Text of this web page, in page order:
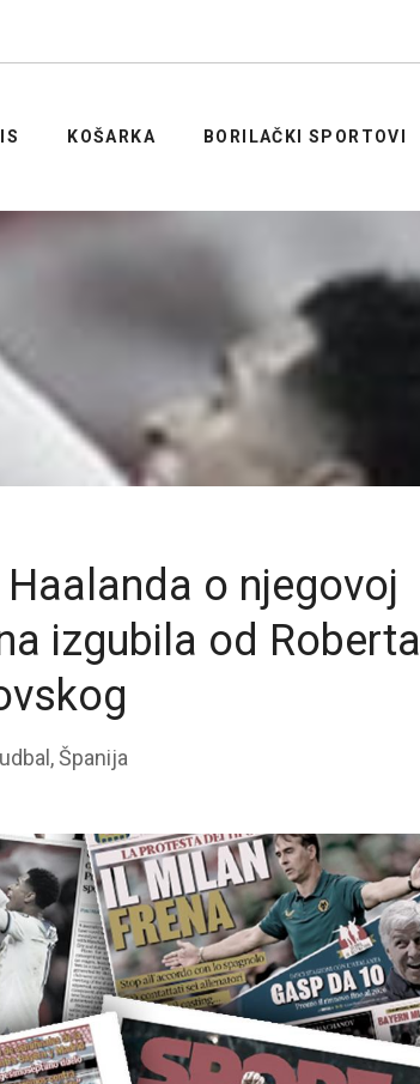
KOŠARKA BORILAČKI SPORTOVI
o njegovoj
izgubila od Roberta
,Španija